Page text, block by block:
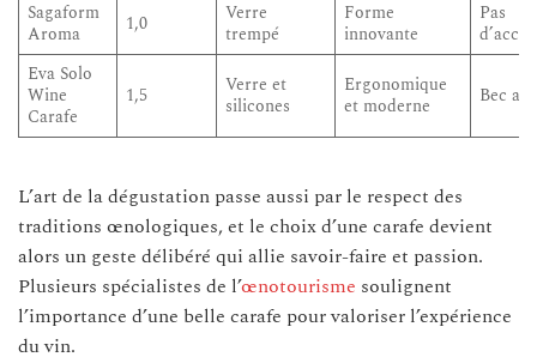
Sagaform
Aroma
1,0
Verre
trempé
Forme
innovante
Pas
Eva Solo
Wine
Carafe
1,5
Verre et
silicones
Ergonomique
et moderne
Bec
L’art de la dégustation passe aussi par le respect des
traditions œnologiques, et le choix d’une carafe devient
alors un geste délibéré qui allie savoir-faire et passion.
Plusieurs spécialistes de l’œnotourisme soulignent
l’importance d’une belle carafe pour valoriser l’expérience
du vin.